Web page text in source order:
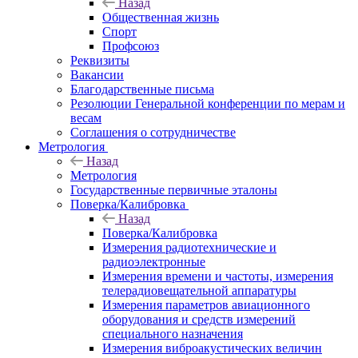
Назад
Общественная жизнь
Спорт
Профсоюз
Реквизиты
Вакансии
Благодарственные письма
Резолюции Генеральной конференции по мерам и
весам
Соглашения о сотрудничестве
Метрология
Назад
Метрология
Государственные первичные эталоны
Поверка/Калибровка
Назад
Поверка/Калибровка
Измерения радиотехнические и
радиоэлектронные
Измерения времени и частоты, измерения
телерадиовещательной аппаратуры
Измерения параметров авиационного
оборудования и средств измерений
специального назначения
Измерения виброакустических величин